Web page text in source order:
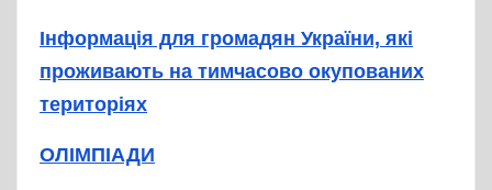
Інформація для громадян України, які
проживають на тимчасово окупованих
територіях
ОЛІМПІАДИ